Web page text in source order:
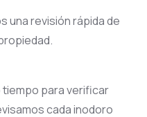
una revisión rápida de
tiempo para verificar
cada inodoro